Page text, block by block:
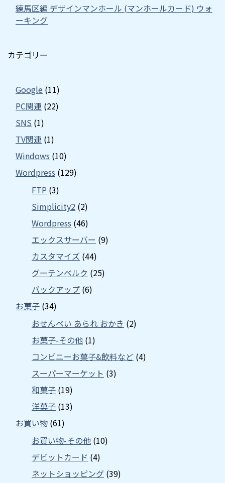
練馬区編 デザインマンホール (マンホールカード) ウォ
ーキング
カテゴリー
Google (11)
PC関連 (22)
SNS (1)
TV関連 (1)
Windows (10)
Wordpress (129)
FTP (3)
Simplicity2 (2)
Wordpress (46)
エックスサーバー (9)
カスタマイズ (44)
グーテンベルク (25)
バックアップ (6)
お菓子 (34)
おせんべい あられ おかき (2)
お菓子-その他 (1)
コンビニーお菓子&飲料など (4)
スーパーマーケット (3)
和菓子 (19)
洋菓子 (13)
お買い物 (61)
お買い物-その他 (10)
デビットカード (4)
ネットショッピング (39)